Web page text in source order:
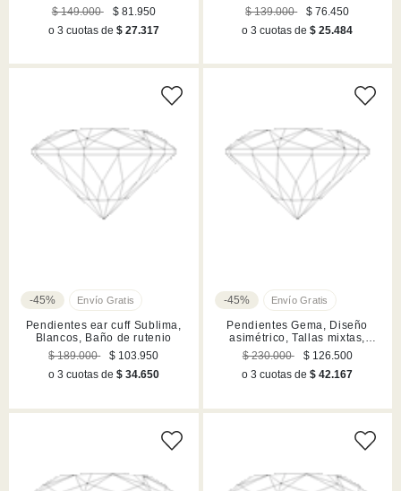
rodio
$ 149.000
$ 81.950
o 3 cuotas de $ 27.317
Acabado en rodio
$ 139.000
$ 76.450
o 3 cuotas de$ 25.484
-45%
Pendientes ear cuff Sublima,
Blancos, Baño de rutenio
$ 189.000
$ 103.950
o 3 cuotas de $ 34.650
-45%
Pendientes Gema, Diseño
asimétrico, Tallas mixtas,
Largos, Lilases, Acabado en
tono oro
$ 230.000
$ 126.500
o 3 cuotas de$ 42.167